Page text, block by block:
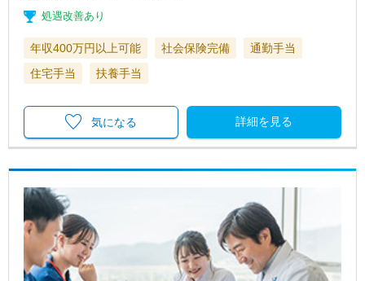
処遇改善あり
年収400万円以上可能 社会保険完備
通勤手当
住宅手当
扶養手当
詳細を見る
気になる